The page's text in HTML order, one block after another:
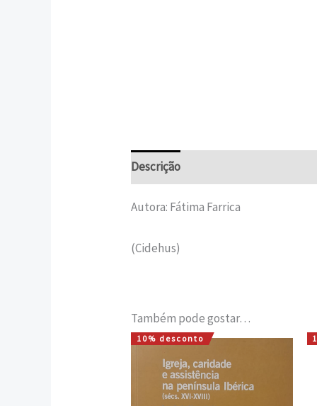
Descrição
Autora: Fátima Farrica
(Cidehus)
Também pode gostar…
10% desconto
O
preço
original
era:
15,75 €.
O
preço
atual
é:
14,18 €.